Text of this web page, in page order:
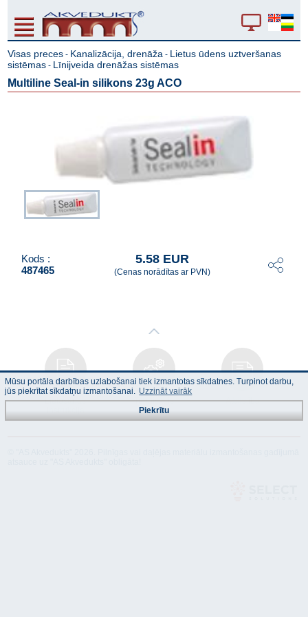
Visas preces - Kanalizācija, drenāža - Lietus ūdens uztveršanas
sistēmas - Līnijveida drenāžas sistēmas
Multiline Seal-in silikons 23g ACO
Kods :
487465
5.58 EUR
(Cenas norādītas ar PVN)
Lietošanas
Tehniskais
apraksts
Atbilstība
Mūsu portāla darbības uzlabošanai tiek izmantotas sīkdatnes. Turpinot darbu,
jūs piekrītat sīkdatņu izmantošanai. Uzzināt vairāk
Piekrītu